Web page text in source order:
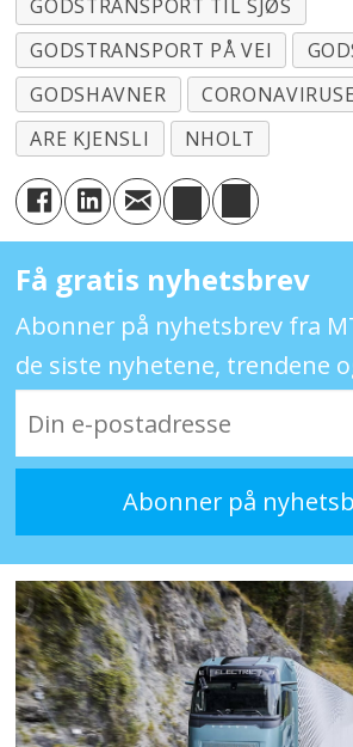
GODSTRANSPORT TIL SJØS
GODSTRANSPORT PÅ VEI
GODSHAVNER
ARE KJENSLI
NHOLT
Få gratis nyhetsbrev
Abonner på nyhetsbrev fra
de siste nyhetene, trendene